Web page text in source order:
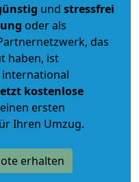
und stressfrei
oder als
das
haben, ist
kostenlose
ersten
Ihren Umzug.
erhalten